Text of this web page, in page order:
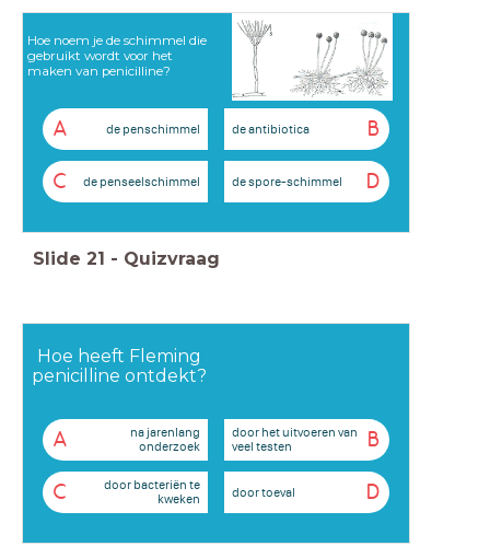
Hoe noem je de schimmel die
gebruikt wordt voor het
maken van penicilline?
A de penschimmel B
de antibiotica
C de penseelschimmel D
de spore-schimmel
Slide 21 - Quizvraag
Hoe heeft Fleming
penicilline ontdekt?
A
na jarenlang
onderzoek
B
door het uitvoeren van
veel testen
C
door bacteriën te
kweken
D
door toeval